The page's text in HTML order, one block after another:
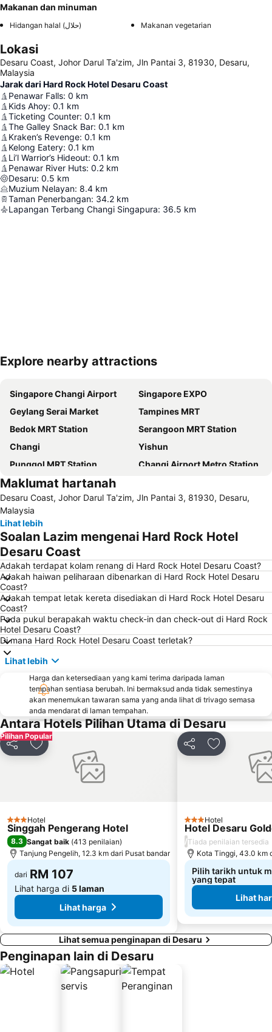
Makanan dan minuman
Hidangan halal (حلال) Makanan vegetarian
Lokasi
Desaru Coast, Johor Darul Ta'zim, Jln Pantai 3, 81930, Desaru,
Malaysia
Jarak dari Hard Rock Hotel Desaru Coast
Penawar Falls: 0 km
Kids Ahoy: 0.1 km
Ticketing Counter: 0.1 km
The Galley Snack Bar: 0.1 km
Kraken’s Revenge: 0.1 km
Kelong Eatery: 0.1 km
Li’l Warrior’s Hideout: 0.1 km
Penawar River Huts: 0.2 km
Desaru: 0.5 km
Muzium Nelayan: 8.4 km
Taman Penerbangan: 34.2 km
Lapangan Terbang Changi Singapura: 36.5 km
Kembangkan peta
Explore nearby attractions
Singapore Changi Airport
Singapore EXPO
Geylang Serai Market
Tampines MRT
Bedok MRT Station
Serangoon MRT Station
Changi
Yishun
Punggol MRT Station
Changi Airport Metro Station
Paya Lebar MRT Station
Joo Chiat Street
Bartley Metro Station
Bishan MRT Station
Potong Pasir Metro Station
Seletar
Seletar Airport
Lorong Chuan Metro Station
Kembangan MRT Station
Tanah Merah MRT
Yio Chu Kang MRT Station
Tampines Metro Station
Simei Metro Station
Bedok Metro Station
Hougang
Kovan MRT Station
Aljunied MRT Station
Hang Nadim Airport
Far East Tampines
Bedok MRT
Ang Mo Kio Metro Station
Wild Wild Wet
Pasir Ris Metro Station
Sengkang Metro Station
Hougang Metro Station
Kembangan MRT
Upper East Coast
Tanah Merah MRT Station
Serangoon Metro Station
Maklumat hartanah
Desaru Coast, Johor Darul Ta'zim, Jln Pantai 3, 81930, Desaru,
Malaysia
Lihat lebih
Soalan Lazim mengenai Hard Rock Hotel
Desaru Coast
Adakah terdapat kolam renang di Hard Rock Hotel Desaru Coast?
Adakah haiwan peliharaan dibenarkan di Hard Rock Hotel Desaru
Coast?
Adakah tempat letak kereta disediakan di Hard Rock Hotel Desaru
Coast?
Pada pukul berapakah waktu check-in dan check-out di Hard Rock
Hotel Desaru Coast?
Di mana Hard Rock Hotel Desaru Coast terletak?
Lihat lebih
Harga dan ketersediaan yang kami terima daripada laman
tempahan sentiasa berubah. Ini bermaksud anda tidak semestinya
akan menemukan tawaran sama yang anda lihat di trivago semasa
anda mendarat di laman tempahan.
Antara Hotels Pilihan Utama di Desaru
Pilihan Popular
Kongsi Tambah ke favorit
3 Bintang
Hotel
Singgah Pengerang Hotel
8.3 Sangat baik (413 penilaian)
Tanjung Pengelih, 12.3 km dari Pusat bandar
dari RM 107
Lihat harga di 5 laman
Lihat harga
Kongsi Tambah ke
3 Bintang
Hotel
Hotel Desaru
/Tiada penilaian tersedia
Kota Tinggi, 43.0 km
Pilih tarikh untuk
yang tepat
Lihat
Lihat semua penginapan di Desaru
Penginapan lain di Desaru